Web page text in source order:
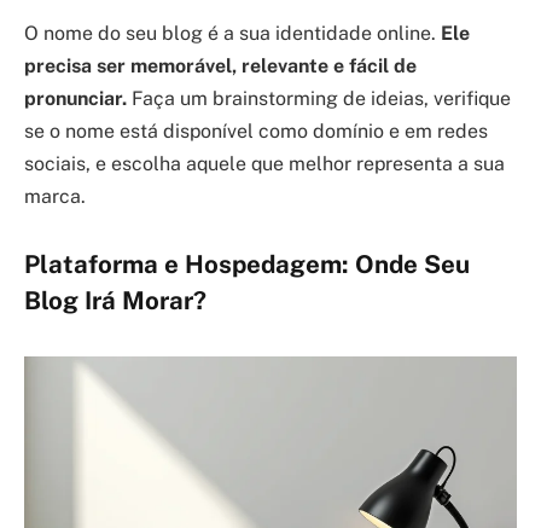
O nome do seu blog é a sua identidade online. Ele
precisa ser memorável, relevante e fácil de
pronunciar. Faça um brainstorming de ideias, verifique
se o nome está disponível como domínio e em redes
sociais, e escolha aquele que melhor representa a sua
marca.
Plataforma e Hospedagem: Onde Seu
Blog Irá Morar?